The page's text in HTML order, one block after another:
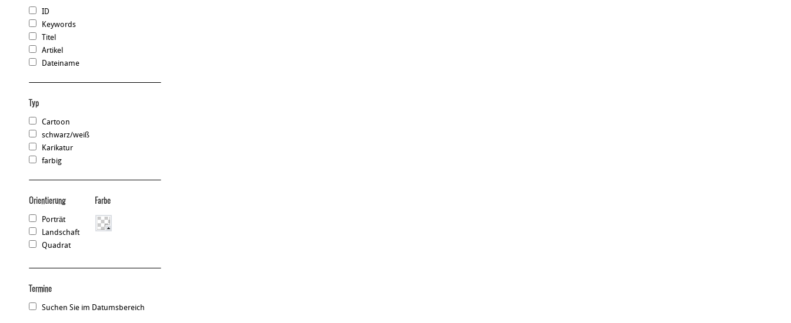
ID
Keywords
Titel
Artikel
Dateiname
Typ
Cartoon
schwarz/weiß
Karikatur
farbig
Orientierung
Porträt
Landschaft
Quadrat
Farbe
Termine
Suchen Sie im Datumsbereich